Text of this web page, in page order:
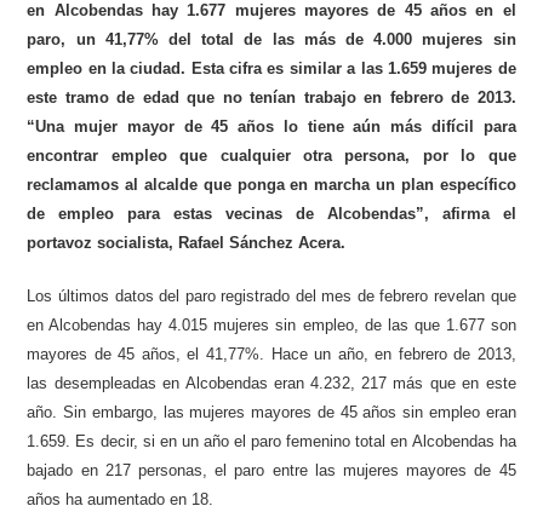
en Alcobendas hay 1.677 mujeres mayores de 45 años en el
paro, un 41,77% del total de las más de 4.000 mujeres sin
empleo en la ciudad. Esta cifra es similar a las 1.659 mujeres de
este tramo de edad que no tenían trabajo en febrero de 2013.
“Una mujer mayor de 45 años lo tiene aún más difícil para
encontrar empleo que cualquier otra persona, por lo que
reclamamos al alcalde que ponga en marcha un plan específico
de empleo para estas vecinas de Alcobendas”, afirma el
portavoz socialista, Rafael Sánchez Acera.
Los últimos datos del paro registrado del mes de febrero revelan que
en Alcobendas hay 4.015 mujeres sin empleo, de las que 1.677 son
mayores de 45 años, el 41,77%. Hace un año, en febrero de 2013,
las desempleadas en Alcobendas eran 4.232, 217 más que en este
año. Sin embargo, las mujeres mayores de 45 años sin empleo eran
1.659. Es decir, si en un año el paro femenino total en Alcobendas ha
bajado en 217 personas, el paro entre las mujeres mayores de 45
años ha aumentado en 18.